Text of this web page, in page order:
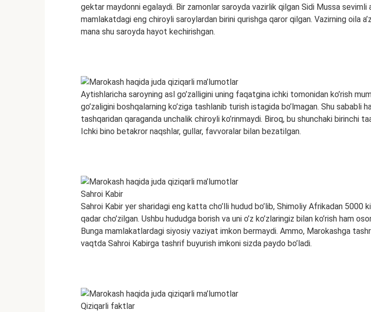
gektar maydonni egalaydi. Bir zamonlar saroyda vazirlik qilgan Sidi Mussa sevimli
mamlakatdagi eng chiroyli saroylardan birini qurishga qaror qilgan. Vazirning oila
mana shu saroyda hayot kechirishgan.
Aytishlariсha saroyning asl go’zalligini uning faqatgina ichki tomonidan ko’rish
go’zaligini boshqalarning ko’ziga tashlanib turish istagida bo’lmagan. Shu sababli
tashqaridan qaraganda unchalik chiroyli ko’rinmaydi. Biroq, bu shunchaki birinchi
Ichki bino betakror naqshlar, gullar, favvoralar bilan bezatilgan.
Sahroi Kabir
Sahroi Kabir yer sharidagi eng katta cho’lli hudud bo’lib, Shimoliy Afrikadan 5000
qadar cho’zilgan. Ushbu hududga borish va uni o’z ko’zlaringiz bilan ko’rish ham
Bunga mamlakatlardagi siyosiy vaziyat imkon bermaydi. Ammo, Marokashga
vaqtda Sahroi Kabirga tashrif buyurish imkoni sizda paydo bo’ladi.
Qiziqarli faktlar